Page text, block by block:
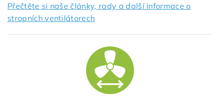
Přečtěte si naše články, rady a další informace o
stropních ventilátorech